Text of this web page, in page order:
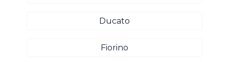
Ducato
Fiorino